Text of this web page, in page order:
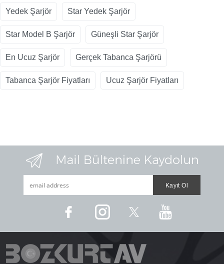
Yedek Şarjör Star Yedek Şarjör
Star Model B Şarjör Güneşli Star Şarjör
En Ucuz Şarjör Gerçek Tabanca Şarjörü
Tabanca Şarjör Fiyatları Ucuz Şarjör Fiyatları